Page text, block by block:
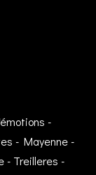
-
- Mayenne -
- Treilleres -